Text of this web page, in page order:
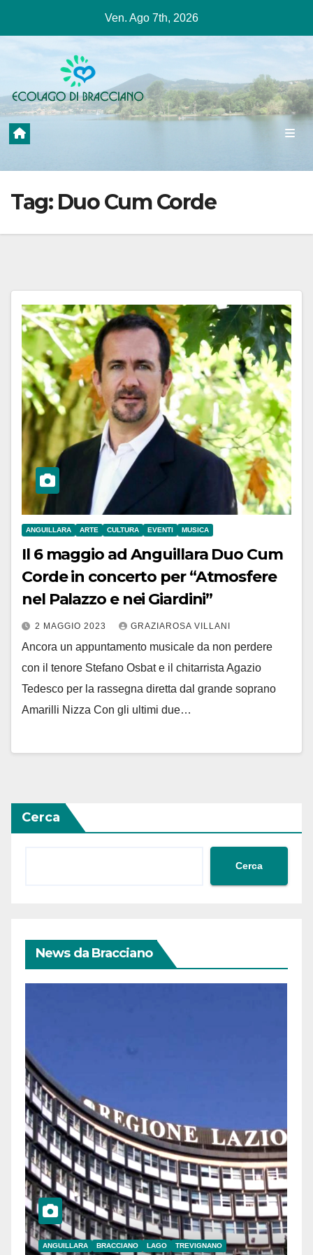
contenuto
Ven. Ago 7th, 2026
Tag: Duo Cum Corde
ANGUILLARA ARTE CULTURA EVENTI MUSICA
Il 6 maggio ad Anguillara Duo Cum
Corde in concerto per “Atmosfere
nel Palazzo e nei Giardini”
2 MAGGIO 2023 GRAZIAROSA VILLANI
Ancora un appuntamento musicale da non perdere
con il tenore Stefano Osbat e il chitarrista Agazio
Tedesco per la rassegna diretta dal grande soprano
Amarilli Nizza Con gli ultimi due…
Cerca
Cerca
News da Bracciano
ANGUILLARA BRACCIANO LAGO TREVIGNANO